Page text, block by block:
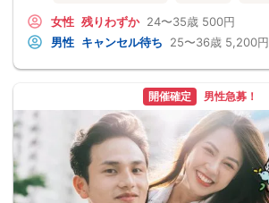
女性 残りわずか 24〜35歳 500円
男性 キャンセル待ち 25〜36歳 5,200円
開催確定 男性急募！